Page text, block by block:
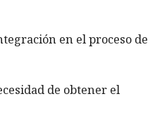
en el proceso de
de obtener el